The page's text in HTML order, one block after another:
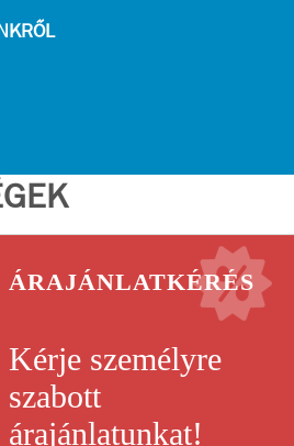
ÁRAJÁNLATKÉRÉS
Kérje személyre
szabott
árajánlatunkat!
2/A
+36 22 455-702